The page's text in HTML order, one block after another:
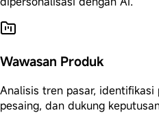
Wawasan Produk
Analisis tren pasar,
pesaing, dan dukung